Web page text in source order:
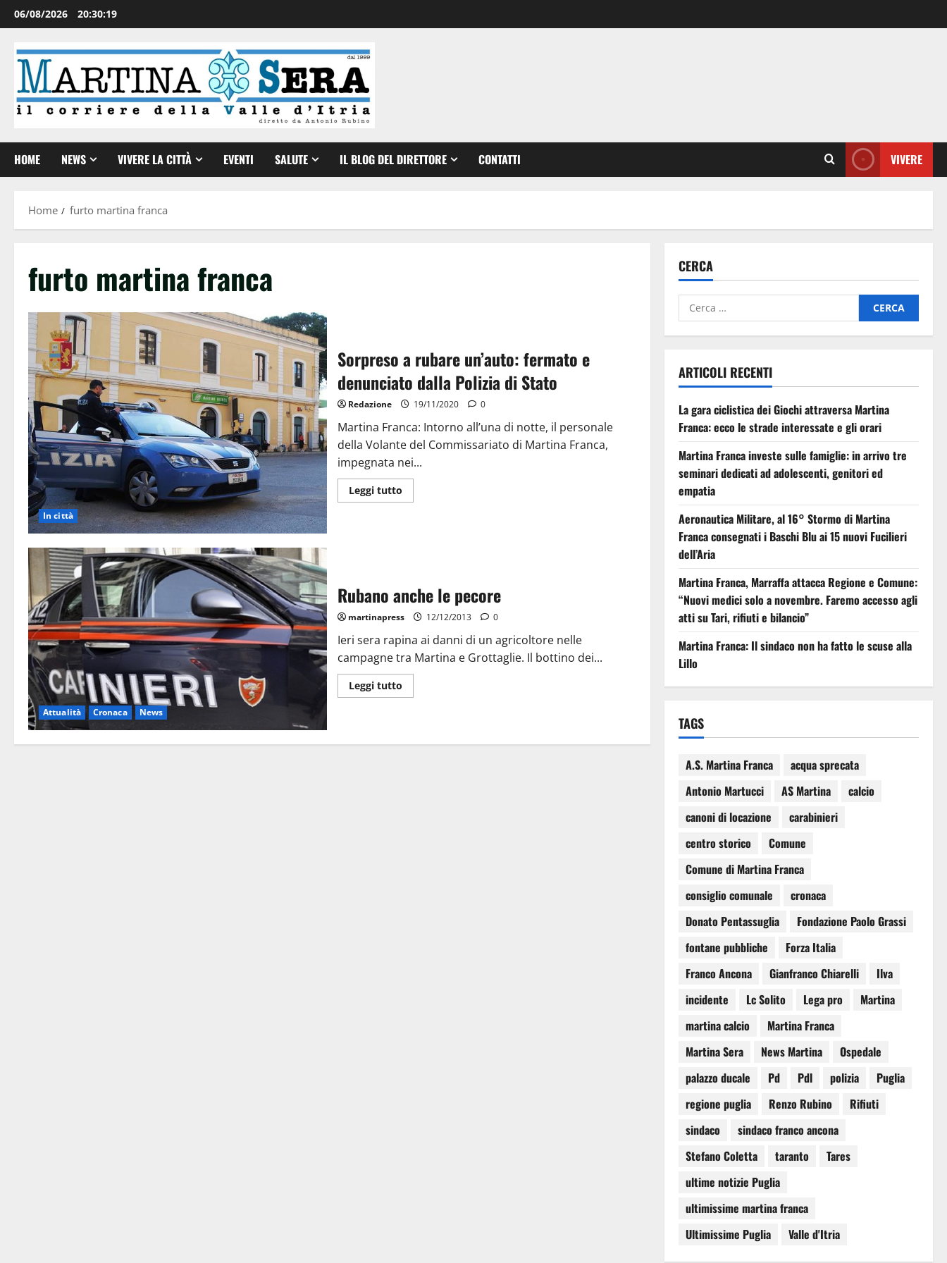
06/08/2026 20:30:19
HOME NEWS VIVERE LA CITTÀ EVENTI SALUTE IL BLOG DEL DIRETTORE CONTATTI VIVERE
Home furto martina franca
furto martina franca
In città
Sorpreso a rubare un’auto: fermato e
denunciato dalla Polizia di Stato
Redazione 19/11/2020 0
Martina Franca: Intorno all’una di notte, il personale
della Volante del Commissariato di Martina Franca,
impegnata nei...
Leggi tutto
Attualità Cronaca News
Rubano anche le pecore
martinapress 12/12/2013 0
Ieri sera rapina ai danni di un agricoltore nelle
campagne tra Martina e Grottaglie. Il bottino dei...
Leggi tutto
CERCA
ARTICOLI RECENTI
La gara ciclistica dei Giochi attraversa Martina
Franca: ecco le strade interessate e gli orari
Martina Franca investe sulle famiglie: in arrivo tre
seminari dedicati ad adolescenti, genitori ed
empatia
Aeronautica Militare, al 16° Stormo di Martina
Franca consegnati i Baschi Blu ai 15 nuovi Fucilieri
dell’Aria
Martina Franca, Marraffa attacca Regione e Comune:
“Nuovi medici solo a novembre. Faremo accesso agli
atti su Tari, rifiuti e bilancio”
Martina Franca: Il sindaco non ha fatto le scuse alla
Lillo
TAGS
A.S. Martina Franca
acqua sprecata
Antonio Martucci
AS Martina
calcio
canoni di locazione
carabinieri
centro storico
Comune
Comune di Martina Franca
consiglio comunale
cronaca
Donato Pentassuglia
Fondazione Paolo Grassi
fontane pubbliche
Forza Italia
Franco Ancona
Gianfranco Chiarelli
Ilva
incidente
Lc Solito Lega pro
Martina
martina calcio
Martina Franca
Martina Sera
News Martina
Ospedale
palazzo ducale
Pd Pdl polizia
Puglia
regione puglia
Renzo Rubino
Rifiuti
sindaco
sindaco franco ancona
Stefano Coletta
taranto
Tares
ultime notizie Puglia
ultimissime martina franca
Ultimissime Puglia
Valle d'Itria